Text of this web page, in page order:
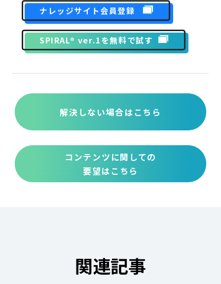
ナレッジサイト会員登録
SPIRAL® ver.1を無料で試す
解決しない場合はこちら
コンテンツに関しての
要望はこちら
関連記事